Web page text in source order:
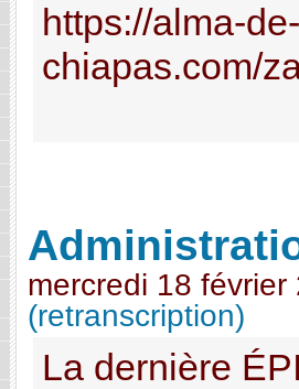
https://alma-de-
chiapas.com/
mercredi 18 février
(retranscription)
La dernière